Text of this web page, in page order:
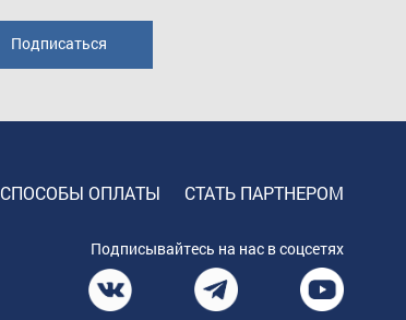
СПОСОБЫ ОПЛАТЫ СТАТЬ ПАРТНЕРОМ
Подписывайтесь на нас в соцсетях